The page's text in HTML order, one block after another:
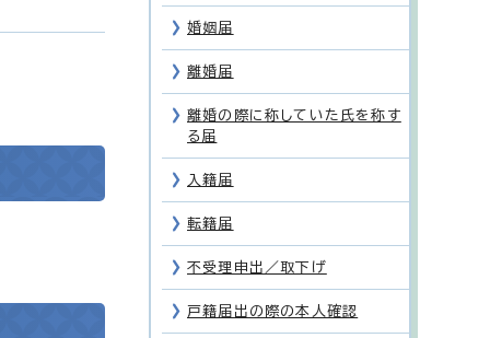
婚姻届
離婚届
離婚の際に称していた氏を称す
る届
入籍届
転籍届
不受理申出／取下げ
戸籍届出の際の本人確認